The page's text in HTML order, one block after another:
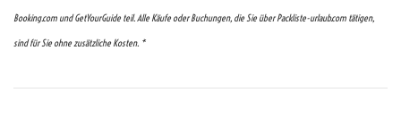
Booking.com und GetYourGuide teil. Alle Käufe oder Buchungen, die Sie über Packliste-urlaub.com tätigen,
sind für Sie ohne zusätzliche Kosten. *